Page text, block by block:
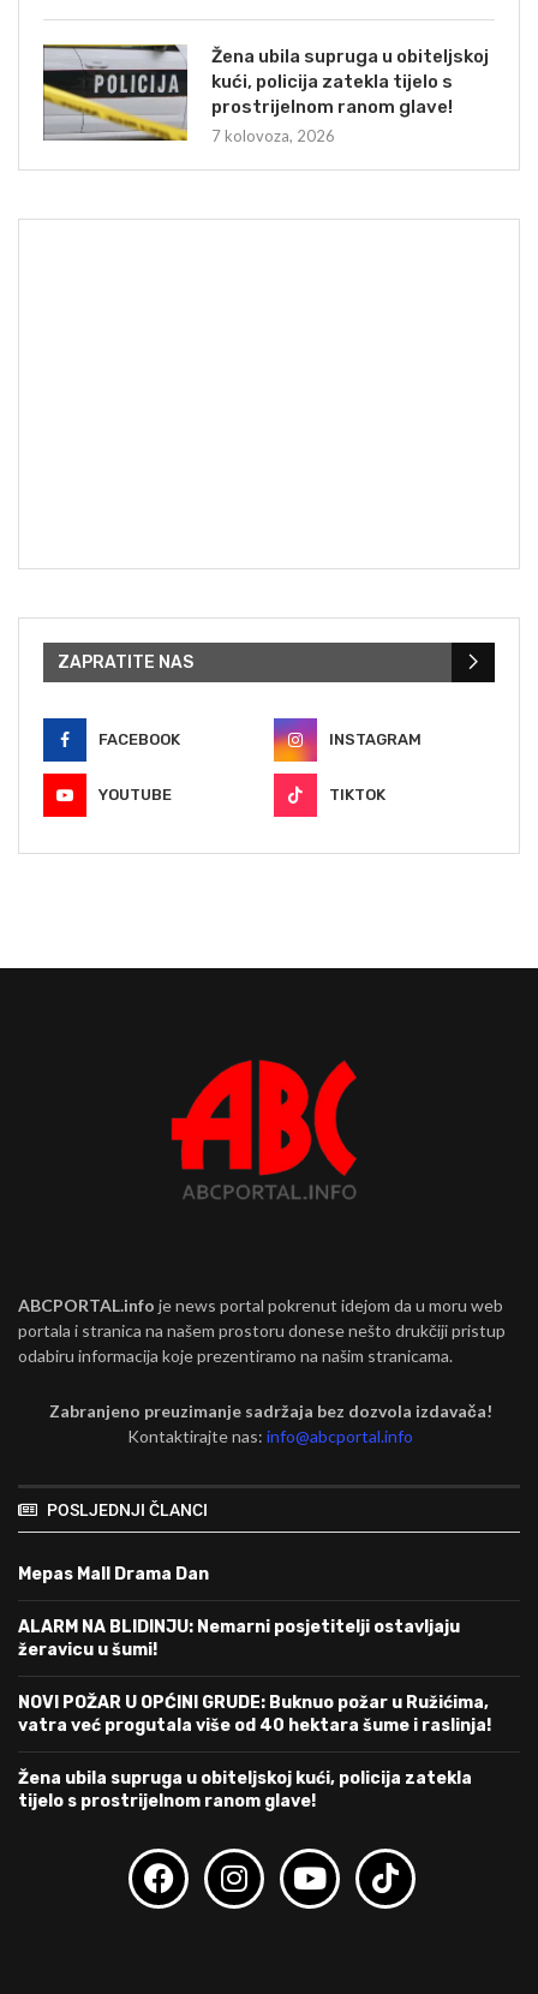
Žena ubila supruga u obiteljskoj
kući, policija zatekla tijelo s
prostrijelnom ranom glave!
7 kolovoza, 2026
ZAPRATITE NAS
FACEBOOK INSTAGRAM
YOUTUBE TIKTOK
ABCPORTAL.info je news portal pokrenut idejom da u moru web
portala i stranica na našem prostoru donese nešto drukčiji pristup
odabiru informacija koje prezentiramo na našim stranicama.
Zabranjeno preuzimanje sadržaja bez dozvola izdavača!
Kontaktirajte nas:info@abcportal.info
POSLJEDNJI ČLANCI
Mepas Mall Drama Dan
ALARM NA BLIDINJU: Nemarni posjetitelji ostavljaju
žeravicu u šumi!
NOVI POŽAR U OPĆINI GRUDE: Buknuo požar u Ružićima,
vatra već progutala više od 40 hektara šume i raslinja!
Žena ubila supruga u obiteljskoj kući, policija zatekla
tijelo s prostrijelnom ranom glave!